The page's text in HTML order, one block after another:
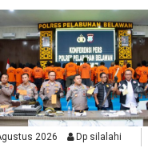
2026 Dp silalahi